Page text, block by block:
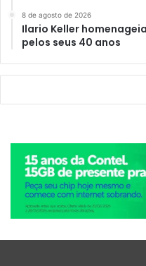
8 de agosto de 2026
Ilario Keller
pelos seus 40 anos